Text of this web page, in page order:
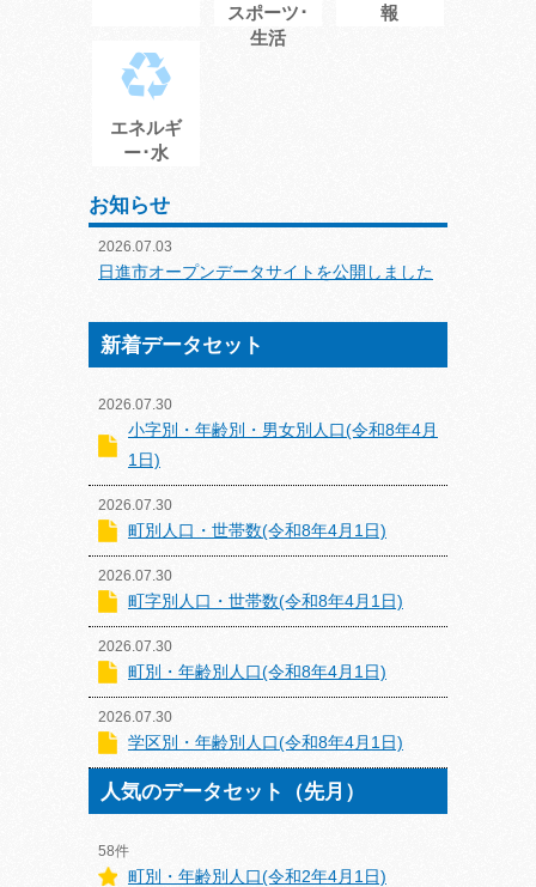
スポーツ･
生活
報
エネルギ
ー･水
お知らせ
2026.07.03
日進市オープンデータサイトを公開しました
新着データセット
2026.07.30
小字別・年齢別・男女別人口(令和8年4月
1日)
2026.07.30
町別人口・世帯数(令和8年4月1日)
2026.07.30
町字別人口・世帯数(令和8年4月1日)
2026.07.30
町別・年齢別人口(令和8年4月1日)
2026.07.30
学区別・年齢別人口(令和8年4月1日)
人気のデータセット（先月）
58件
町別・年齢別人口(令和2年4月1日)